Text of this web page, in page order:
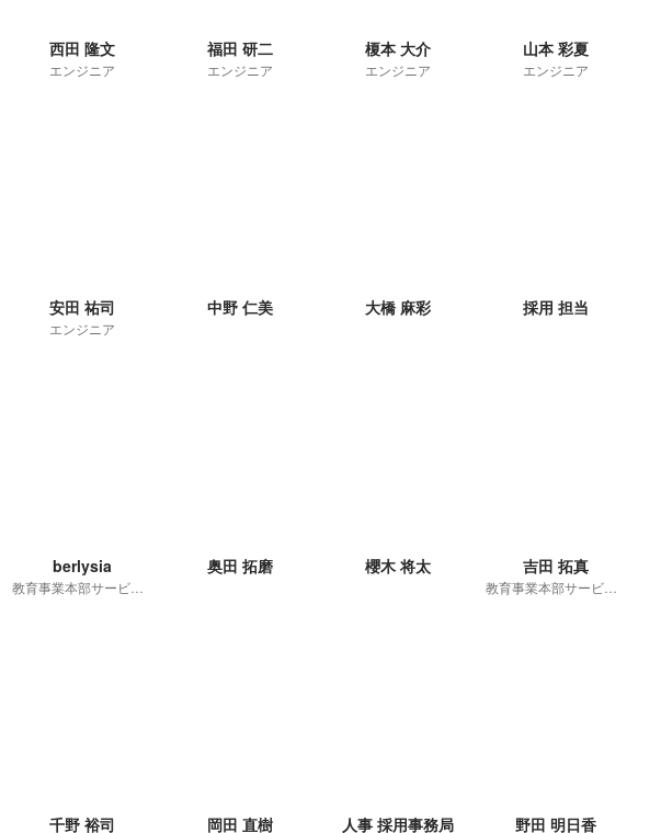
西田 隆文
エンジニア
福田 研二
エンジニア
榎本 大介
エンジニア
山本 彩夏
エンジニア
安田 祐司
エンジニア
中野 仁美 大橋 麻彩 採用 担当
berlysia 奥田 拓磨 櫻木 将太 吉田 拓真
千野 裕司 岡田 直樹 人事 採用事務局 野田 明日香